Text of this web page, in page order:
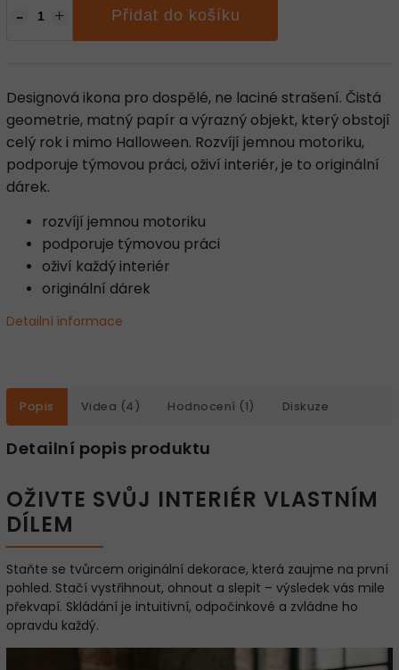
Přidat do košíku
Designová ikona pro dospělé, ne laciné strašení. Čistá
geometrie, matný papír a výrazný objekt, který obstojí
celý rok i mimo Halloween. Rozvíjí jemnou motoriku,
podporuje týmovou práci, oživí interiér, je to originální
dárek.
rozvíjí jemnou motoriku
podporuje týmovou práci
oživí každý interiér
originální dárek
Detailní informace
Popis Videa (4) Hodnocení (1) Diskuze
Detailní popis produktu
OŽIVTE SVŮJ INTERIÉR VLASTNÍM
DÍLEM
Staňte se tvůrcem originální dekorace, která zaujme na první
pohled. Stačí vystřihnout, ohnout a slepit – výsledek vás mile
překvapí. Skládání je intuitivní, odpočinkové a zvládne ho
opravdu každý.